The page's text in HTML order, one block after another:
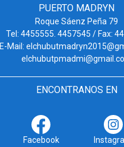
PUERTO MADRYN
Roque Sáenz Peña 79
Tel: 4455555. 4457545 / Fax:
E-Mail:
ENCONTRANOS EN
Facebook